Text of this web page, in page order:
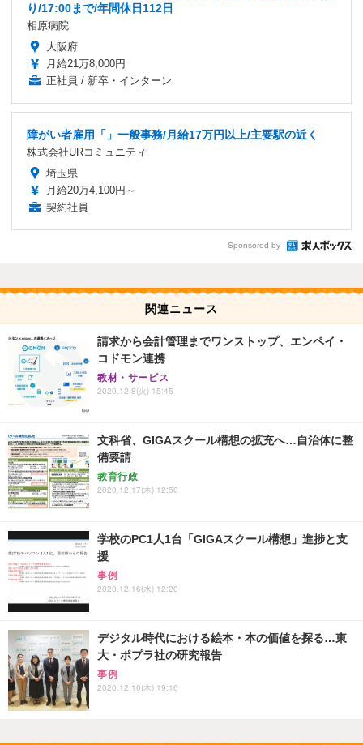
り/17:00まで/年間休日112日
相原病院
大阪府
月給21万8,000円
正社員 / 新卒・インターン
障がい者雇用「」一般事務/月給17万円以上/主要駅の近く
株式会社URコミュニティ
埼玉県
月給20万4,100円～
契約社員
Sponsored by
関連ニュース
請求から会計管理までワンストップ、エンペイ・
コドモン連携
教材・サービス
2020.12.8(火) 15:45
文科省、GIGAスクール構想の拡充へ…自治体に整
備要請
教育行政
2020.12.17(木) 12:50
学校のPC1人1台「GIGAスクール構想」進捗と支
援
事例
2020.12.16(水) 12:20
デジタル時代における絵本・本の価値を探る…東
大・ポプラ社の研究報告
事例
2020.12.10(木) 19:16